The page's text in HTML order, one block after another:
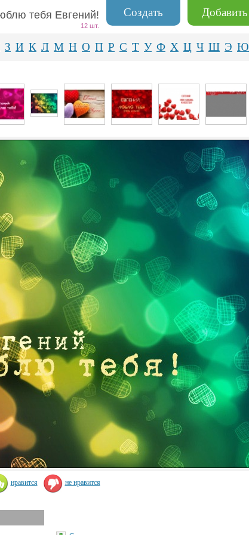
Добавить
Создать
тебя Евгений!
12 шт.
З И К Л М Н О П Р С Т У Ф Х Ц Ч Ш Э Ю
нравится не нравится